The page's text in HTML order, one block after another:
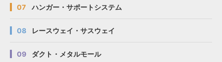
07 ハンガー・サポートシステム
08 レースウェイ・サスウェイ
09 ダクト・メタルモール